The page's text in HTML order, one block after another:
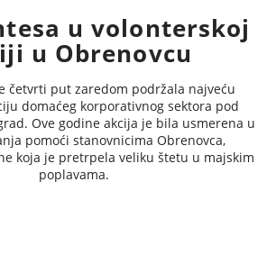
u volonterskoj
u Obrenovcu
četvrti put zaredom podržala najveću
domaćeg korporativnog sektora pod
Ove godine akcija je bila usmerena u
pomoći stanovnicima Obrenovca,
koja je pretrpela veliku štetu u majskim
poplavama.